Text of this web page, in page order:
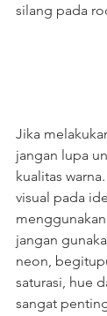
silang pada
Jika
jangan lupa
kualitas
visual pada
jangan
neon,
saturasi, hue
sangat